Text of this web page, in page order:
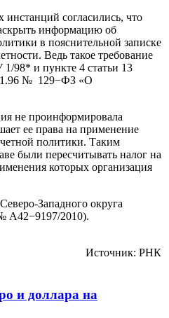
согласились, что
информацию об
в пояснительной записке
Ведь такое требование
98* и пункте 4 статьи 13
№ 129−ФЗ «О
не проинформировала
ее права на применение
политики. Таким
были пересчитывать налог на
которых организация
Западного округа
А42−9197/2010).
Источник: РНК
и доллара на